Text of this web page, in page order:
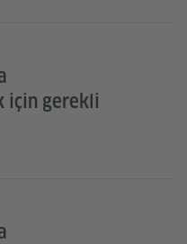
için gerekli